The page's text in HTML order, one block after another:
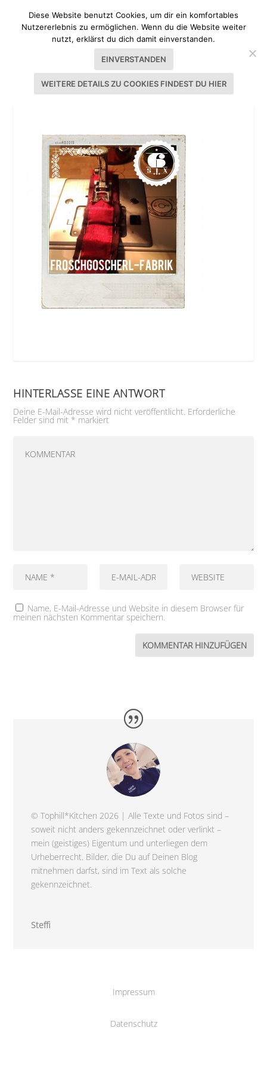
DIRNDL SELBST NÄHEN II 2013
HINTERLASSE EINE ANTWORT
Deine E-Mail-Adresse wird nicht veröffentlicht. Erforderliche
Felder sind mit * markiert
Name, E-Mail-Adresse und Website in diesem Browser für
meinen nächsten Kommentar speichern.
© Tophill*Kitchen 2026 | Alle Texte und Fotos sind –
soweit nicht anders gekennzeichnet oder verlinkt –
mein (geistiges) Eigentum und unterliegen dem
Urheberrecht. Bilder, die Du auf Deinen Blog
mitnehmen darfst, sind im Text als solche
gekennzeichnet.
Steffi
Impressum
Datenschutz
Diese Website benutzt Cookies, um dir ein komfortables
Nutzererlebnis zu ermöglichen. Wenn du die Website weiter
nutzt, erklärst du dich damit einverstanden.
EINVERSTANDEN
WEITERE DETAILS ZU COOKIES FINDEST DU HIER